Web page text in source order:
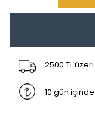
2500 TL
10 gün